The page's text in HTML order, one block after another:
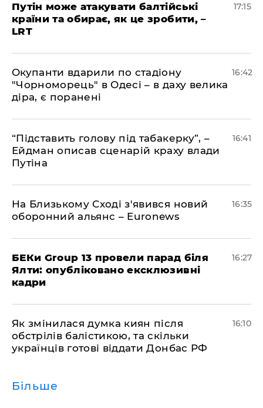
​Путін може атакувати балтійські
країни та обирає, як це зробити, –
LRT
17:15
​Окупанти вдарили по стадіону
"Чорноморець" в Одесі – в даху велика
діра, є поранені
16:42
​“Підставить голову під табакерку”, –
Ейдман описав сценарій краху влади
Путіна
16:41
На Близькому Сході з'явився новий
оборонний альянс – Euronews
16:35
БЕКи Group 13 провели парад біля
Ялти: опубліковано ексклюзивні
кадри
16:27
Як змінилася думка киян після
обстрілів балістикою, та скільки
українців готові віддати Донбас РФ
16:10
Більше